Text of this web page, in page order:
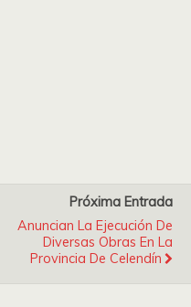
Próxima Entrada
Anuncian La Ejecución De
Diversas Obras En La
Provincia De Celendín